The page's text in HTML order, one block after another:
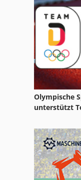
Inventar
Kellenberg
Kellenberger
Kieserling
Klingelnberg
Orion
Reinhardt
Rohrausschleifer
Olympische
unterstützt